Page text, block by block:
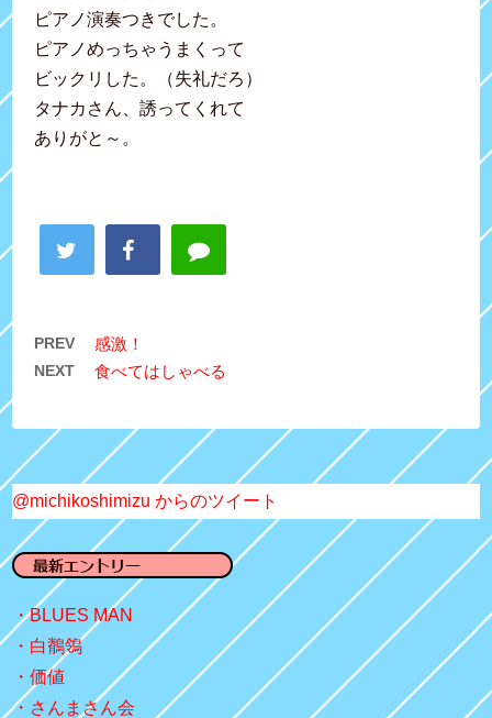
ピアノ演奏つきでした。
ピアノめっちゃうまくって
ビックリした。（失礼だろ）
タナカさん、誘ってくれて
ありがと～。
PREV 感激！
NEXT 食べてはしゃべる
@michikoshimizu からのツイート
BLUES MAN
白鶺鴒
価値
さんまさん会